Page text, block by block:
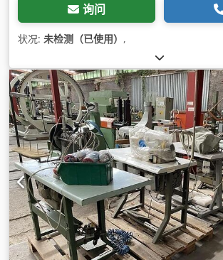
询问
状况: 未检测（已使用） ,